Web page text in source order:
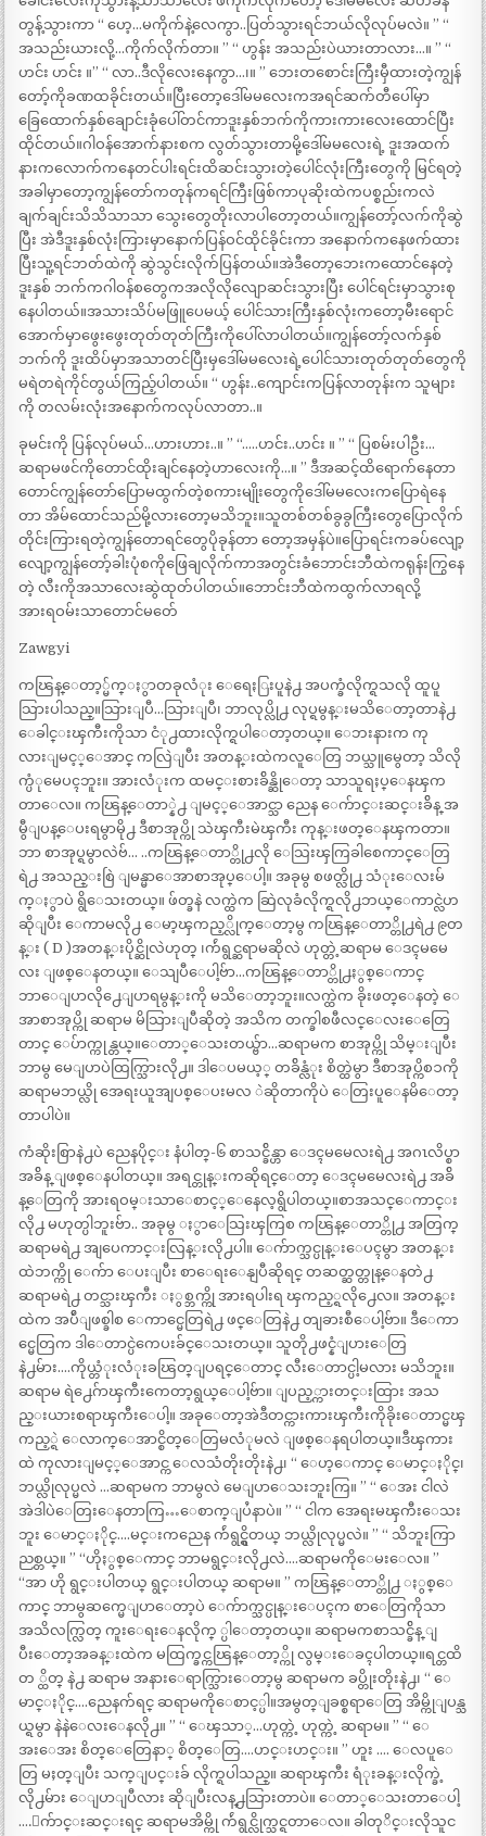
တွန့်သွားကာ “ ဟေ့…မကိုက်နဲ့လေကွာ..ပြတ်သွားရင်ဘယ်လိုလုပ်မလဲ။ ” “
အသည်းယားလို့…ကိုက်လိုက်တာ။ ” “ ဟွန်း အသည်းပဲယားတာလား…။ ” “
ဟင်း ဟင်း ။” “ လာ..ဒီလိုလေးနေကွာ…၊။ ” ဘေးတစောင်းကြီးမှီထားတဲ့ကျွန်
တော့်ကိုခဏထခိုင်းတယ်။ပြီးတော့ဒေါ်မမလေးကအရင်ဆက်တီပေါ်မှာ
ခြေထောက်နှစ်ချောင်းခုံပေါ်တင်ကာဒူးနှစ်ဘက်ကိုကားကားလေးထောင်ပြီး
ထိုင်တယ်။ဂါဝန်အောက်နားစက လွတ်သွားတာမို့ဒေါ်မမလေးရဲ့ ဒူးအထက်
နားကလောက်ကနေတင်ပါးရင်းထိဆင်းသွားတဲ့ပေါင်လုံးကြီးတွေကို မြင်ရတဲ့
အခါမှာတော့ကျွန်တော်ကတုန်ကရင်ကြီးဖြစ်ကာပုဆိုးထဲကပစ္စည်းကလဲ
ချက်ချင်းသိသိသာသာ သွေးတွေတိုးလာပါတော့တယ်။ကျွန်တော့်လက်ကိုဆွဲ
ပြီး အဲဒီဒူးနှစ်လုံးကြားမှာနောက်ပြန်ဝင်ထိုင်ခိုင်းကာ အနောက်ကနေဖက်ထား
ပြီးသူ့ရင်ဘတ်ထဲကို ဆွဲသွင်းလိုက်ပြန်တယ်။အဲဒီတော့ဘေးကထောင်နေတဲ့
ဒူးနှစ် ဘက်ကဂါဝန်စတွေကအလိုလိုလျောဆင်းသွားပြီး ပေါင်ရင်းမှာသွားစု
နေပါတယ်။အသားသိပ်မဖြူပေမယ့် ပေါင်သားကြီးနှစ်လုံးကတော့မီးရောင်
အောက်မှာဖွေးဖွေးတုတ်တုတ်ကြီးကိုပေါ်လာပါတယ်။ကျွန်တော့်လက်နှစ်
ဘက်ကို ဒူးထိပ်မှာအသာတင်ပြီးမှဒေါ်မမလေးရဲ့ပေါင်သားတုတ်တုတ်တွေကို
မရဲတရဲကိုင်တွယ်ကြည့်ပါတယ်။ “ ဟွန်း..ကျောင်းကပြန်လာတုန်းက သူများ
ကို တလမ်းလုံးအနောက်ကလုပ်လာတာ..။
ခုမင်းကို ပြန်လုပ်မယ်…ဟားဟား..။ ” “…..ဟင်း..ဟင်း ။ ” “ ပြစမ်းပါဦး…
ဆရာမဖင်ကိုတောင်ထိုးချင်နေတဲ့ဟာလေးကို…။ ” ဒီအဆင့်ထိရောက်နေတာ
တောင်ကျွန်တော်ပြောမထွက်တဲ့စကားမျိုးတွေကိုဒေါ်မမလေးကပြောရဲနေ
တာ အိမ်ထောင်သည်မို့လားတော့မသိဘူး။သူတစ်တစ်ခွခွကြီးတွေပြောလိုက်
တိုင်းကြားရတဲ့ကျွန်တောရင်တွေပိုခုန်တာ တော့အမှန်ပဲ။ပြောရင်းကခပ်လျော့
လျော့ကျွန်တော့်ခါးပုံစကိုဖြေချလိုက်ကာအတွင်းခံဘောင်းဘီထဲကရုန်းကြွနေ
တဲ့ လီးကိုအသာလေးဆွဲထုတ်ပါတယ်။ဘောင်းဘီထဲကထွက်လာရလို့
အားရဝမ်းသာတောင်မတ်ေ
Zawgyi
ကၽြန္ေတာ့္မ်က္ႏွာတခုလံုး ေရေႏြးပူနဲ႕ အပက္ခံလိုက္ရသလို ထူပူ
သြားပါသည္။သြားျပီ…သြားျပီ၊ ဘာလုပ္လို႕ လုပ္ရမွန္းမသိေတာ့တာနဲ႕
ေခါင္းၾကီးကိုသာ ငံု႕ထားလိုက္ရပါေတာ့တယ္။ ေဘးနားက ကု
လားျမင့္ေအာင္ ကလြဲျပီး အတန္းထဲကလူေတြ ဘယ္သူမွေတာ့ သိလို
က္ပံုမေပၚဘူး။ အားလံုးက ထမင္းစားခ်ိန္ဆိုေတာ့ သာသူရႈပ္ေနၾက
တာေလ။ ကၽြန္ေတာ္နဲ႕ ျမင့္ေအာင္သာ ညေန ေက်ာင္းဆင္းခ်ိန္ အ
မွီျပန္ေပးရမွာမို႕ ဒီစာအုပ္ကို သဲၾကီးမဲၾကီး ကုန္းဖတ္ေနၾကတာ။
ဘာ စာအုပ္ရမွာလဲဗ်… ..ကၽြန္ေတာ္တို႕လို ေသြးၾကြခါစေကာင္ေတြ
ရဲ႕ အသည္းစြဲ ျမန္မာေအာစာအုပ္ေပါ့။ အခုမွ စဖတ္လို႕ သံုးေလးမ်
က္ႏွာပဲ ရွိေသးတယ္။ ဖ်တ္ခနဲ လက္ထဲက ဆြဲလုခံလိုက္ရလို႕ဘယ္ေကာင္လဲဟ
ဆိုျပီး ေကာမလို႕ ေမာ့ၾကည့္လိုက္ေတာ့မွ ကၽြန္ေတာ္တို႕ရဲ႕ ၉တ
န္း ( D )အတန္းပိုင္ဆိုလဲဟုတ္ ၊က်ဴရွင္ဆရာမဆိုလဲ ဟုတ္တဲ့ဆရာမ ေဒၚမမေ
လး ျဖစ္ေနတယ္။ ေသျပီေပါ့ဗ်ာ…ကၽြန္ေတာ္တို႕ႏွစ္ေကာင္
ဘာေျပာလို႕ေျပာရမွန္းကို မသိေတာ့ဘူး။လက္ထဲက ခိုးဖတ္ေနတဲ့ ေ
အာစာအုပ္ကို ဆရာမ မိသြားျပီဆိုတဲ့ အသိက တက္ခါစဖီလင္ေလးေတြေ
တာင္ ေပ်ာက္ကုန္တယ္။ေတာ္ေသးတယ္ဗ်ာ…ဆရာမက စာအုပ္ကို သိမ္းျပီး
ဘာမွ မေျပာပဲထြက္သြားလို႕။ ဒါေပမယ့္ တခ်ိန္လံုး စိတ္ထဲမွာ ဒီစာအုပ္ကိစၥကို
ဆရာမဘယ္လို အေရးယူအျပစ္ေပးမလ ဲဆိုတာကိုပဲ ေတြးပူေနမိေတာ့
တာပါပဲ။
ကံဆိုးစြာနဲ႕ပဲ ညေနပိုင္း နံပါတ္-၆ စာသင္ခ်ိန္ဟာ ေဒၚမမေလးရဲ႕ အဂၤလိပ္စာ
အခ်ိန္ ျဖစ္ေနပါတယ္။ အရင္တုန္းကဆိုရင္ေတာ့ ေဒၚမမေလးရဲ႕ အခ်ိ
န္ေတြကို အားရဝမ္းသာေစာင့္ေနေလ့ရွိပါတယ္။စာအသင္ေကာင္း
လို႕ မဟုတ္ပါဘူးဗ်ာ.. အခုမွ ႏွာေသြးၾကြစ ကၽြန္ေတာ္တို႕ အတြက္
ဆရာမရဲ႕ အျပေကာင္းလြန္းလို႕ပါ။ ေက်ာက္သင္ပုန္းေပၚမွာ အတန္း
ထဲဘက္ကို ေက်ာ ေပးျပီး စာေရးေနျပီဆိုရင္ တဆတ္ဆတ္တုန္ေနတဲ႕
ဆရာမရဲ႕ တင္သားၾကီး ႏွစ္ဘက္ကို အားရပါးရ ၾကည့္ရလို႕ေလ။ အတန္း
ထဲက အပ်ိဴျဖစ္ခါစ ေကာင္မေတြရဲ႕ ဖင္ေတြနဲ႕ တျခားစီေပါ့ဗ်ာ။ ဒီေကာ
င္မေတြက ဒါေတာင္ပဲကေပးခ်င္ေသးတယ္။ သူတို႕ဖင္နံျပားေတြ
နဲ႕မ်ား….ကိုယ္တံုးလံုးခၽြတ္ျပရင္ေတာင္ လီးေတာင္ပါ့မလား မသိဘူး။
ဆရာမ ရဲ႕ေဂ်ာၾကီးကေတာ့ရွယ္ေပါ့ဗ်ာ။ ျပည့္ကားတင္းထြား အသ
ည္းယားစရာၾကီးေပါ့။ အခုေတာ့အဲဒီတင္ကားကားၾကီးကိုခိုးေတာင္မၾ
ကည့္ရဲ ေလာက္ေအာင္စိတ္ေတြမလံုမလဲ ျဖစ္ေနရပါတယ္။ဒီၾကား
ထဲ ကုလားျမင့္ေအာင္က ေလသံတိုးတိုးနဲ႕၊ “ ေဟ့ေကာင္ ေမာင္ႏိုင္၊
ဘယ္လိုလုပ္မလဲ …ဆရာမက ဘာမွလဲ မေျပာေသးဘူးကြ။ ” “ ေအး ငါလဲ
အဲဒါပဲေတြးေနတာကြ…ေစာက္ျပႆနာပဲ။ ” “ ငါက အေရးမၾကီးေသး
ဘူး ေမာင္ႏိုင္….မင္းကညေန က်ဴရွင္ရွိတယ္ ဘယ္လိုလုပ္မလဲ။ ” “ သိဘူးကြာ
ညစ္တယ္။ ” “ဟိုႏွစ္ေကာင္ ဘာမရွင္းလို႕လဲ….ဆရာမကိုေမးေလ။ ”
“အာ ဟို ရွင္းပါတယ္ ရွင္းပါတယ္ ဆရာမ။ ” ကၽြန္ေတာ္တို႕ ႏွစ္ေ
ကာင္ ဘာမွဆက္မေျပာေတာ့ပဲ ေက်ာက္သင္ပုန္းေပၚက စာေတြကိုသာ
အသိလက္လြတ္ ကူးေရးေနလိုက္ ္ပါေတာ့တယ္။ ဆရာမကစာသင္ခ်ိန္ ျ
ပီးေတာ့အခန္းထဲက မထြက္ခင္ကၽြန္ေတာ့္ကို လွမ္းေခၚပါတယ္။ရင္တထိ
တ ္ထိတ္ နဲ႕ ဆရာမ အနားေရာက္သြားေတာ့မွ ဆရာမက ခပ္တိုးတိုးနဲ႕၊ “ ေ
မာင္ႏိုင္….ညေနက်ရင္ ဆရာမကိုေစာင့္ပါ။အမွတ္ျခစ္စရာေတြ အိမ္ကိုျပန္သ
ယ္ရမွာ နဲနဲေလးေနလို႕။ ” “ ေၾသာ္…ဟုတ္ကဲ့ ဟုတ္ကဲ့ ဆရာမ။ ” “ ေ
အးေအး စိတ္ေတြေနာ္ စိတ္ေတြ….ဟင္းဟင္း။ ” ဟူး …. ေလပူေ
တြ မႈတ္ျပီး သက္ျပင္းခ် လိုက္ရပါသည္။ ဆရာၾကီး ရံုးခန္းလိုက္ခဲ့
လို႕မ်ား ေျပာျပီလား ဆိုျပီးလန္႕သြားတာပဲ။ ေတာ္ေသးတာေပါ့
….ေက်ာင္းဆင္းရင္ ဆရာမအိမ္ကို က်ဴရွင္လိုက္သင္ရတာေလ။ ခါတုိင္းလိုသူင